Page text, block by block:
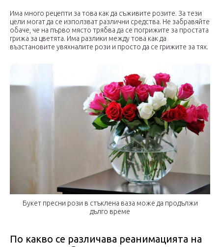
Има много рецепти за това как да съживите розите. За тези
цели могат да се използват различни средства. Не забравяйте
обаче, че на първо място трябва да се погрижите за простата
грижа за цветята. Има разлики между това как да
възстановите увяхналите рози и просто да се грижите за тях.
Букет пресни рози в стъклена ваза може да продължи
дълго време
По какво се различава реанимацията на